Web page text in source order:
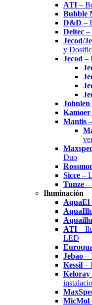
ATI –
Bubble
D&D –
Deltec –
Jecod/
y
Jecod –
Johnlen
Kamoer
Mantis
Duo
Sicce –
Tunze –
Iluminación
AquaEl
ATI –
LED
Jebao –
Kessil –
Keloray
MicMol